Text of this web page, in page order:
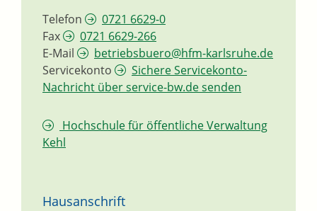
Telefon
0721 6629-0
Fax
0721 6629-266
E-Mail
betriebsbuero@hfm-karlsruhe.de
Servicekonto
Sichere Servicekonto-
Nachricht über service-bw.de senden
Hochschule für öffentliche Verwaltung
Kehl
Hausanschrift